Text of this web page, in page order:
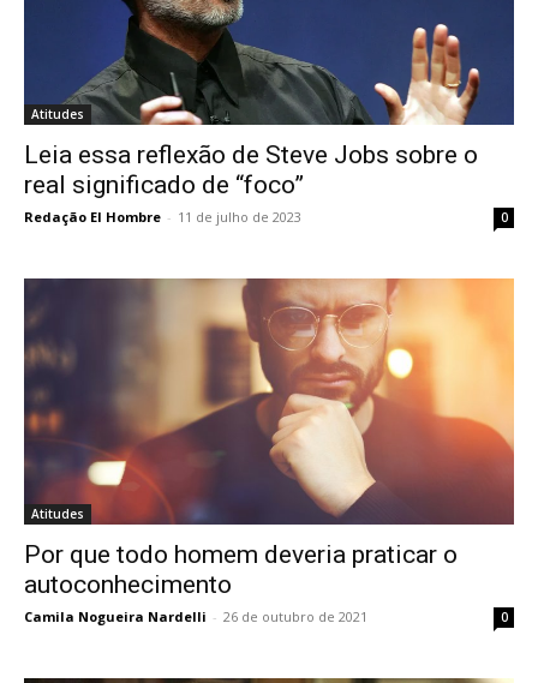
Atitudes
Leia essa reflexão de Steve Jobs sobre o
real significado de “foco”
Redação El Hombre - 11 de julho de 2023 0
Atitudes
Por que todo homem deveria praticar o
autoconhecimento
Camila Nogueira Nardelli - 26 de outubro de 2021 0